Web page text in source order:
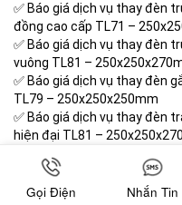
✅ Báo giá dịch vụ thay đèn
đồng cao cấp TL71 –
✅ Báo giá dịch vụ thay đèn
vuông TL81 –
✅ Báo giá dịch vụ thay đèn
TL79 – 250x250x250mm
✅ Báo giá dịch vụ thay đèn
hiện đại TL81 –
✅ Báo giá dịch vụ thay đèn
hiện đại TL80 –
✅ Báo giá dịch vụ thay đèn
Gọi Điện Nhắn Tin